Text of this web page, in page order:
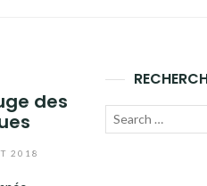
des
2018
Recherche